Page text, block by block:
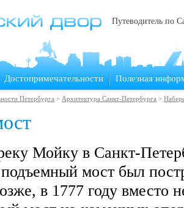
Путеводитель по
Достопримечательности Полезная
Петербурга > Архитектура Санкт-Петербурга >
Мойку в Санкт-
мост был
в 1777 году вместо